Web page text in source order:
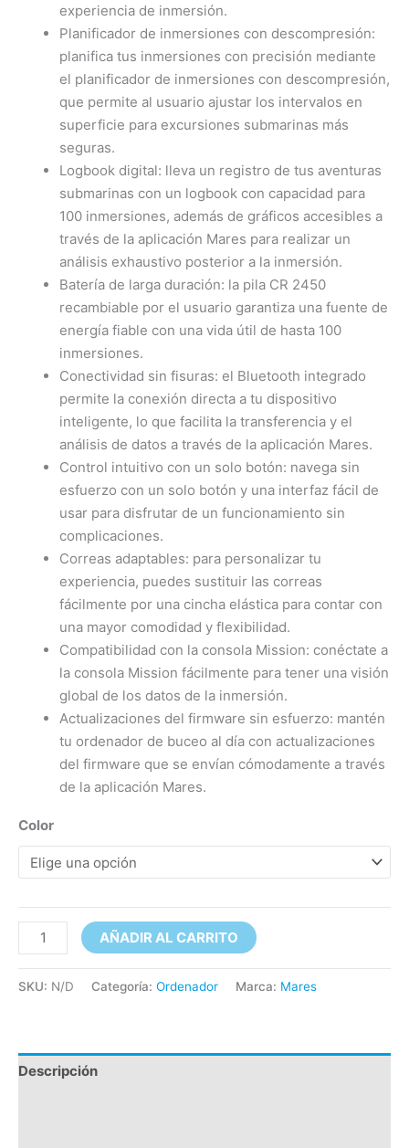
experiencia de inmersión.
Planificador de inmersiones con descompresión:
planifica tus inmersiones con precisión mediante
el planificador de inmersiones con descompresión,
que permite al usuario ajustar los intervalos en
superficie para excursiones submarinas más
seguras.
Logbook digital: lleva un registro de tus aventuras
submarinas con un logbook con capacidad para
100 inmersiones, además de gráficos accesibles a
través de la aplicación Mares para realizar un
análisis exhaustivo posterior a la inmersión.
Batería de larga duración: la pila CR 2450
recambiable por el usuario garantiza una fuente de
energía fiable con una vida útil de hasta 100
inmersiones.
Conectividad sin fisuras: el Bluetooth integrado
permite la conexión directa a tu dispositivo
inteligente, lo que facilita la transferencia y el
análisis de datos a través de la aplicación Mares.
Control intuitivo con un solo botón: navega sin
esfuerzo con un solo botón y una interfaz fácil de
usar para disfrutar de un funcionamiento sin
complicaciones.
Correas adaptables: para personalizar tu
experiencia, puedes sustituir las correas
fácilmente por una cincha elástica para contar con
una mayor comodidad y flexibilidad.
Compatibilidad con la consola Mission: conéctate a
la consola Mission fácilmente para tener una visión
global de los datos de la inmersión.
Actualizaciones del firmware sin esfuerzo: mantén
tu ordenador de buceo al día con actualizaciones
del firmware que se envían cómodamente a través
de la aplicación Mares.
Color
AÑADIR AL CARRITO
SKU: N/D Categoría: Ordenador Marca: Mares
Descripción